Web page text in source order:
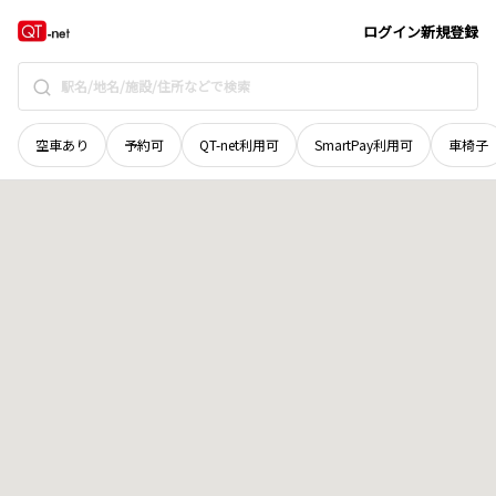
ログイン新規登録
空車あり 予約可 QT-net利用可 SmartPay利用可 車椅子
島根県